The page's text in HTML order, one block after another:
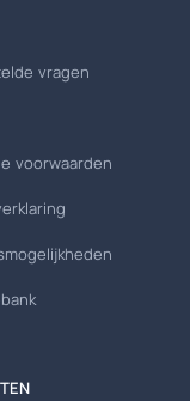
vragen
voorwaarden